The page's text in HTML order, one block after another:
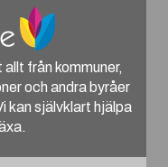
från kommuner,
och andra byråer
kan självklart hjälpa